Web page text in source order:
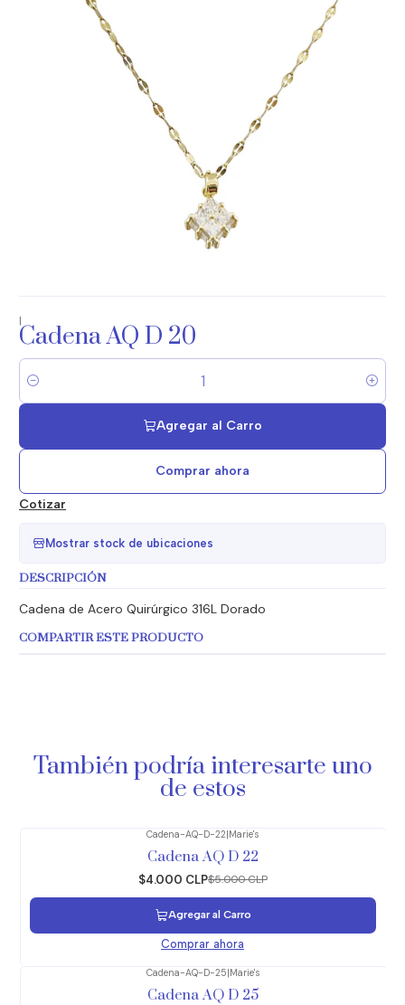
|
Cadena AQ D 20
Cantidad
Agregar al Carro
Comprar ahora
Cotizar
Mostrar stock de ubicaciones
DESCRIPCIÓN
Cadena de Acero Quirúrgico 316L Dorado
COMPARTIR ESTE PRODUCTO
También podría interesarte uno
de estos
Cadena-AQ-D-22|Marie's
Cadena AQ D 22
$4.000 CLP$5.000 CLP
Agregar al Carro
Comprar ahora
Cadena-AQ-D-25|Marie's
Cadena AQ D 25